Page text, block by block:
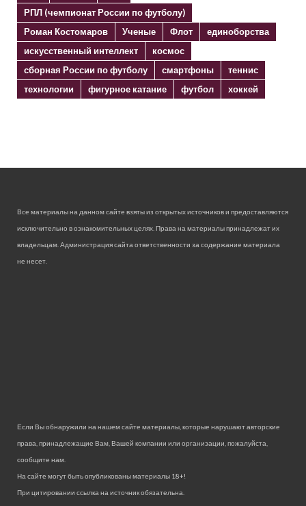
РПЛ (чемпионат России по футболу)
Роман Костомаров
Ученые Флот
единоборства
искусственный интеллект
космос
сборная России по футболу
смартфоны
теннис
технологии
фигурное катание футбол хоккей
Все материалы на данном сайте взяты из открытых источников и предоставляются
исключительно в ознакомительных целях. Права на материалы принадлежат их
владельцам. Администрация сайта ответственности за содержание материала
не несет.
Если Вы обнаружили на нашем сайте материалы, которые нарушают авторские
права, принадлежащие Вам, Вашей компании или организации, пожалуйста,
сообщите нам.
На сайте могут быть опубликованы материалы 18+!
При цитировании ссылка на источник обязательна.